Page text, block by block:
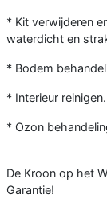
* Kit verwijderen
waterdicht en
* Bodem
* Interieur reinigen.
* Ozon
De Kroon op het
Garantie!